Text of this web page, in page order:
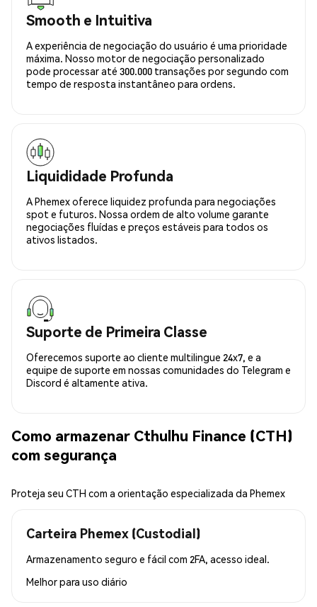
Smooth e Intuitiva
A experiência de negociação do usuário é uma prioridade
máxima. Nosso motor de negociação personalizado
pode processar até 300.000 transações por segundo com
tempo de resposta instantâneo para ordens.
Liquididade Profunda
A Phemex oferece liquidez profunda para negociações
spot e futuros. Nossa ordem de alto volume garante
negociações fluídas e preços estáveis para todos os
ativos listados.
Suporte de Primeira Classe
Oferecemos suporte ao cliente multilingue 24x7, e a
equipe de suporte em nossas comunidades do Telegram e
Discord é altamente ativa.
Como armazenar Cthulhu Finance (CTH)
com segurança
Proteja seu CTH com a orientação especializada da Phemex
Carteira Phemex (Custodial)
Armazenamento seguro e fácil com 2FA, acesso ideal.
Melhor para uso diário